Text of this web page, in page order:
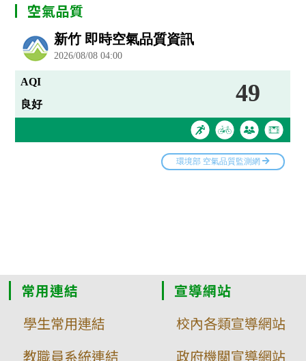
空氣品質
常用連結
學生常用連結
教職員系統連結
宣導網站
校內各類宣導網站
政府機關宣導網站